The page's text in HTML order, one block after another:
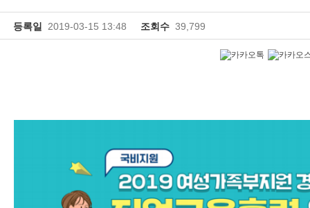
등록일 2019-03-15 13:48 조회수 39,799